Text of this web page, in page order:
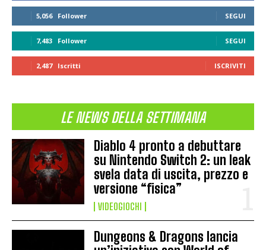
5,056 Follower SEGUI
7,483 Follower SEGUI
2,487 Iscritti ISCRIVITI
LE NEWS DELLA SETTIMANA
Diablo 4 pronto a debuttare
su Nintendo Switch 2: un leak
svela data di uscita, prezzo e
versione “fisica”
VIDEOGIOCHI
Dungeons & Dragons lancia